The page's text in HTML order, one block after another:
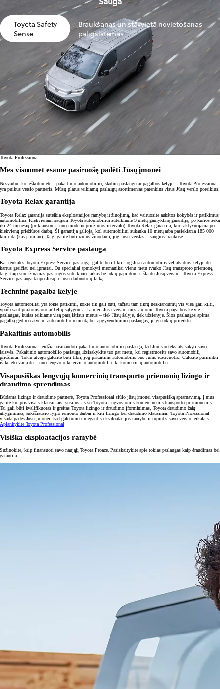
Toyota Safety
Sense
Braukšanas un stāvvietā novietošanas
palīgsistēmas
Toyota Professional
Mes visuomet esame pasiruošę padėti Jūsų įmonei
Nesvarbu, ko ieškotumėte – pakaitinio automobilio, skubių paslaugų ar pagalbos kelyje – Toyota Professional
yra puikus verslo partneris. Mūsų platus teikiamų paslaugų asortimentas patenkins visus Jūsų verslo poreikius.
Toyota Relax garantija
Toyota Relax garantija suteikia eksploatacijos ramybę ir žinojimą, kad vairuosite aukštos kokybės ir patikimus
automobilius. Kiekvienam naujam Toyota automobiliui suteikiame 3 metų gamyklinę garantiją, po kurios seka
iki 24 mėnesių (priklausomai nuo modelio priežiūros intervalo) Toyota Relax garantija, kuri aktyvuojama po
kiekvienų priežiūros darbų. Ši garantija galioja, kol automobiliui sukanka 10 metų arba pasiekiama 185 000
km rida (kas pirmiau). Taigi galite būti ramūs žinodami, jog Jūsų verslas – saugiose rankose.
Toyota Express Service paslauga
Kai renkatės Toyota Express Service paslaugą, galite būti tikri, jog Jūsų automobilis vėl atsidurs kelyje du
kartus greičiau nei įprastai. Du specialiai apmokyti mechanikai vienu metu tvarko Jūsų transproto priemonę,
taigi taip sumažinamas paslaugos suteikimo laikas be jokių papildomų išlaidų Jūsų verslui. Toyota Express
Service paslauga taupo Jūsų ir Jūsų darbuotojų laiką.
Techninė pagalba kelyje
Toyota automobiliai yra tokie patikimi, kokie tik gali būti, tačiau tam tikrų nesklandumų vis vien gali kilti,
ypač esant prastoms oro ar kelių sąlygoms. Laimei, Jūsų verslui mes siūlome Toyota pagalbos kelyje
paslaugas, kurias teikiame visą parą ištisus metus – tiek Jūsų šalyje, tiek užsienyje. Šios paslaugos apima
pagalbą gedimo atveju, automobilio remontą bei apgyvendinimo paslaugas, jeigu tokių prireiktų.
Pakaitinis automobilis
Toyota Professional leidžia pasinaudoti pakaitinio automobilio paslauga, tad Jums neteks atsisakyti savo
laisvės. Pakaitinio automobilio paslaugą užsisakykite tuo pat metu, kai registruosite savo automobilį
priežiūrai. Tokiu atveju galėsite būti tikri, jog pakaitinis automobilis bus Jums rezervuotas. Galėsite pasirinkti
iš keleto variantų – nuo lengvojo keleivinio automobilio iki komercinių automobilių.
Visapusiškas lengvųjų komercinių transporto priemonių lizingo ir
draudimo sprendimas
Būdama lizingo ir draudimo partnerė, Toyota Professional siūlo jūsų įmonei visapusišką aptarnavimą. Į mus
galite kreiptis visais klausimais, susijusiais su Toyota lengvosiomis komercinėmis transporto priemonėmis.
Tai gali būti kvalifikuotas ir greitas Toyota lizingo ir draudimo įforminimas, Toyota draudimo žalų
atlyginimas, aukščiausio lygio remonto darbai ir kiti lizingo bei draudimo klausimai. Toyota Professional
visada padės Jūsų įmonei, kad galėtumėte mėgautis eksploatacijos ramybe ir rūpintis savo verslo reikalais.
Aplankykite Toyota Professional
Visiška eksploatacijos ramybė
Sužinokite, kaip finansuoti savo naująjį Toyota Proace. Pasiskaitykite apie tokias paslaugas kaip draudimas bei
garantija.